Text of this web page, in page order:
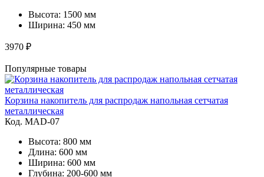
Высота: 1500 мм
Ширина: 450 мм
3970 ₽
Популярные товары
Корзина накопитель для распродаж напольная сетчатая
металлическая
Код. MAD-07
Высота: 800 мм
Длина: 600 мм
Ширина: 600 мм
Глубина: 200-600 мм